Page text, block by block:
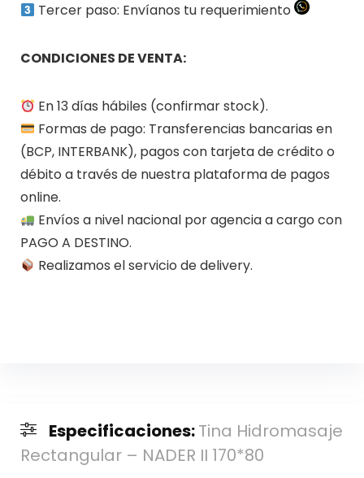
Tercer paso: Envíanos tu requerimiento
CONDICIONES DE VENTA:
En 13 días hábiles (confirmar stock).
Formas de pago: Transferencias bancarias en
(BCP, INTERBANK), pagos con tarjeta de crédito o
débito a través de nuestra plataforma de pagos
online.
Envíos a nivel nacional por agencia a cargo con
PAGO A DESTINO.
Realizamos el servicio de delivery.
Especificaciones:Tina Hidromasaje
Rectangular – NADER II 170*80